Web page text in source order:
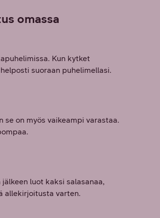
omassa
Kun kytket
suoraan puhelimellasi.
se on myös vaikeampi varastaa.
luot kaksi salasanaa,
allekirjoitusta varten.